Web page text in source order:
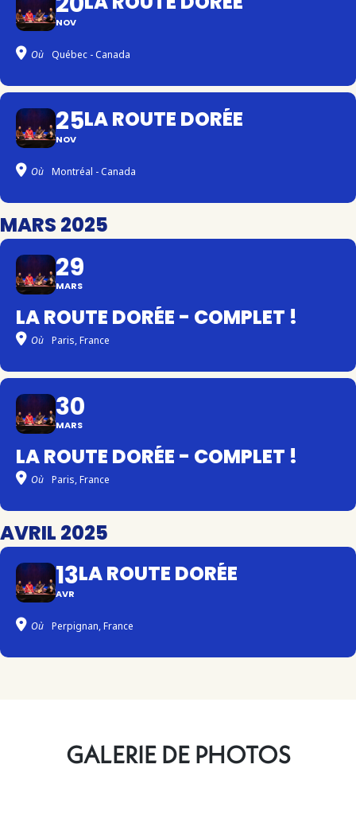
NOV
Où Québec - Canada
25
NOV
LA ROUTE DORÉE
Où Montréal - Canada
MARS 2025
29
MARS
LA ROUTE DORÉE - COMPLET !
Où Paris, France
30
MARS
LA ROUTE DORÉE - COMPLET !
Où Paris, France
AVRIL 2025
13
AVR
LA ROUTE DORÉE
Où Perpignan, France
GALERIE DE PHOTOS